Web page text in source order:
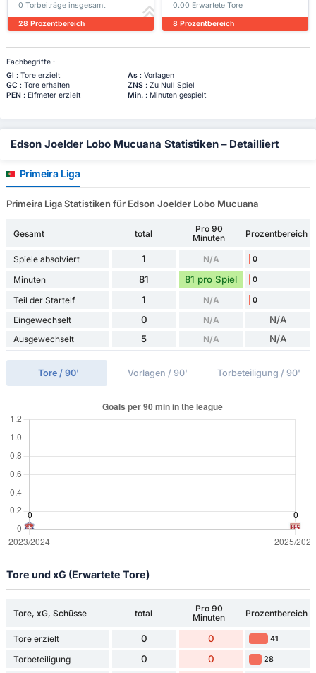
0 Torbeiträge insgesamt
28 Prozentbereich
0.00 Erwartete Tore
8 Prozentbereich
Fachbegriffe :
Gl : Tore erzielt As: Vorlagen
GC : Tore erhalten ZNS: Zu Null Spiel
PEN: Elfmeter erzielt Min.: Minuten gespielt
Edson Joelder Lobo Mucuana Statistiken – Detailliert
Primeira Liga
Primeira Liga Statistiken für Edson Joelder Lobo Mucuana
Gesamt total
Pro 90
Minuten
Prozentbereich
Spiele absolviert 1 N/A 0
Minuten 81 81 pro Spiel 0
Teil der Startelf 1 N/A 0
Eingewechselt 0 N/A N/A
Ausgewechselt 5 N/A N/A
Tore / 90' Vorlagen / 90' Torbeteiligung / 90'
Tore und xG (Erwartete Tore)
Tore, xG, Schüsse total
Pro 90
Minuten
Prozentbereich
Tore erzielt 0 0 41
Torbeteiligung 0 0 28